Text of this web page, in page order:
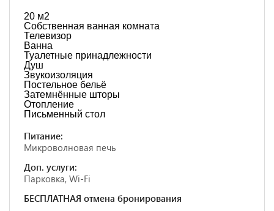
20 м2
Собственная ванная комната
Телевизор
Ванна
Туалетные принадлежности
Душ
Звукоизоляция
Постельное бельё
Затемнённые шторы
Отопление
Письменный стол
Питание:
Микроволновая печь
Доп. услуги:
Парковка, Wi-Fi
БЕСПЛАТНАЯ отмена бронирования